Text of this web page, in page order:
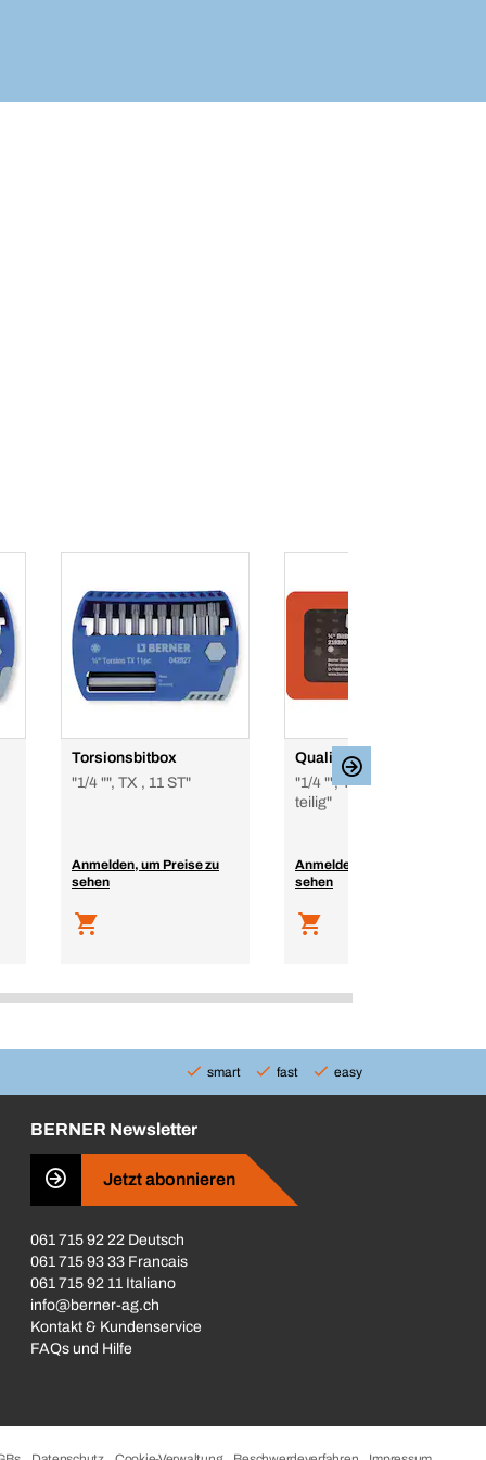
Torsionsbitbox
"1/4 "", TX , 11 ST"
Anmelden, um Preise zu
sehen
Qualitätsbit-Set
"1/4 "", TX , 31 ST, 31-
teilig"
Anmelden, um Preise zu
sehen
smart fast easy
BERNER Newsletter
Jetzt abonnieren
061 715 92 22 Deutsch
061 715 93 33 Francais
061 715 92 11 Italiano
info@berner-ag.ch
Kontakt & Kundenservice
FAQs und Hilfe